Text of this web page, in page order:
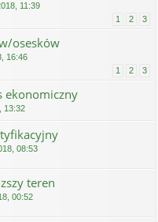
11:39
1 2 3
osesków
16:46
1 2 3
ekonomiczny
13:32
08:53
teren
00:52